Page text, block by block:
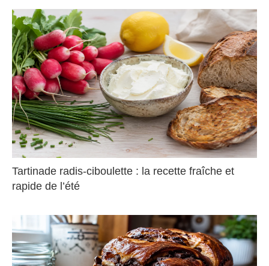
Tartinade radis-ciboulette : la recette fraîche et
rapide de l’été